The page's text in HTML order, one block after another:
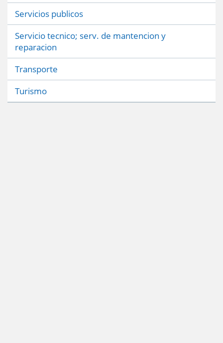
Servicios publicos
Servicio tecnico; serv. de mantencion y
reparacion
Transporte
Turismo